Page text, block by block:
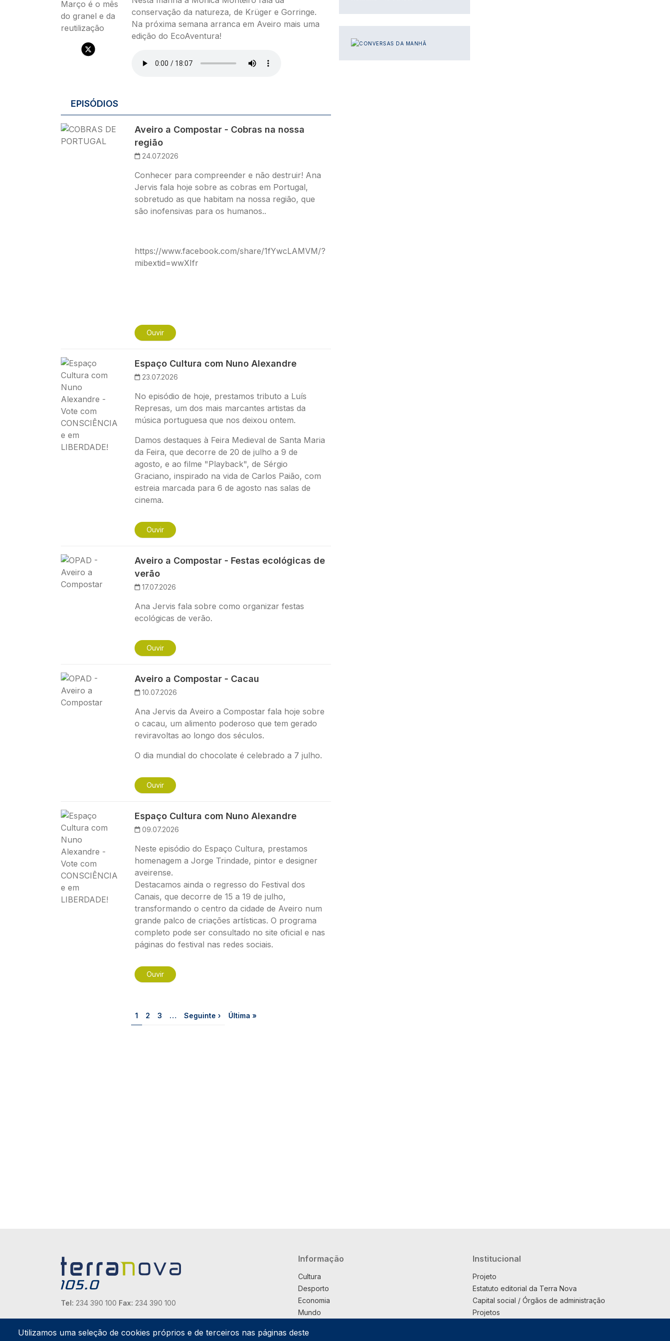
conservação da natureza, de Krüger e Gorringe.
Na próxima semana arranca em Aveiro mais uma
edição do EcoAventura!
EPISÓDIOS
Imagem
Aveiro a Compostar - Cobras na nossa
região
24.07.2026
Conhecer para compreender e não destruir! Ana
Jervis fala hoje sobre as cobras em Portugal,
sobretudo as que habitam na nossa região, que
são inofensivas para os humanos..
https://www.facebook.com/share/1fYwcLAMVM/?
mibextid=wwXIfr
Ouvir
Imagem Espaço Cultura com Nuno Alexandre
23.07.2026
No episódio de hoje, prestamos tributo a Luís
Represas, um dos mais marcantes artistas da
música portuguesa que nos deixou ontem.
Damos destaques à Feira Medieval de Santa Maria
da Feira, que decorre de 20 de julho a 9 de
agosto, e ao filme "Playback", de Sérgio
Graciano, inspirado na vida de Carlos Paião, com
estreia marcada para 6 de agosto nas salas de
cinema.
Ouvir
Imagem
Aveiro a Compostar - Festas ecológicas de
verão
17.07.2026
Ana Jervis fala sobre como organizar festas
ecológicas de verão.
Ouvir
Imagem Aveiro a Compostar - Cacau
10.07.2026
Ana Jervis da Aveiro a Compostar fala hoje sobre
o cacau, um alimento poderoso que tem gerado
reviravoltas ao longo dos séculos.
O dia mundial do chocolate é celebrado a 7 julho.
Ouvir
Imagem Espaço Cultura com Nuno Alexandre
09.07.2026
Neste episódio do Espaço Cultura, prestamos
homenagem a Jorge Trindade, pintor e designer
aveirense.
Destacamos ainda o regresso do Festival dos
Canais, que decorre de 15 a 19 de julho,
transformando o centro da cidade de Aveiro num
grande palco de criações artísticas. O programa
completo pode ser consultado no site oficial e nas
páginas do festival nas redes sociais.
Ouvir
Página
1 Página
2 Página
3 … Próxima página
Seguinte › Última página
Última »
IMAGEM
Tel: 234 390 100 Fax: 234 390 100
Endereço Postal
Apartado 42
Navegação principal
Informação
Cultura
Desporto
Economia
Mundo
País
Institucional
Projeto
Estatuto editorial da Terra Nova
Capital social / Órgãos de administração
Projetos
Utilizamos uma seleção de cookies próprios e de terceiros nas páginas deste